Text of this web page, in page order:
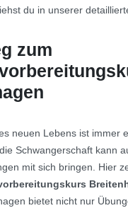
du in unserer
zum
neuen Lebens ist immer
Schwangerschaft kann
mit sich bringen. Hier
bietet nicht nur